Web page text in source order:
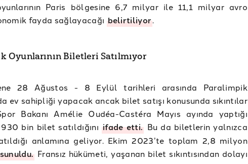
Paris bölgesine 6,7 milyar ile 11,1 milyar avro
fayda sağlayacağı belirtiliyor.
Oyunlarının Biletleri Satılmıyor
28 Ağustos - 8 Eylül tarihleri arasında Paralimpik
ev sahipliği yapacak ancak bilet satışı konusunda sıkıntılar
Bakanı Amélie Oudéa-Castéra Mayıs ayında yaptığı
bin bilet satıldığını ifade etti. Bu da biletlerin yalnızca
anlamına geliyor. Ekim 2023’te toplam 2,8 milyon
sunuldu. Fransız hükümeti, yaşanan bilet sıkıntısından dolayı